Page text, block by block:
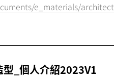
e_materials/
_個人介紹2023V1